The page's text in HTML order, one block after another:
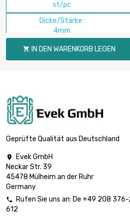
st/pc
Dicke/Stärke :
4mm
Breite x Länge :
300x1000mm 5
st/pc
3.812,76
300x1000mm 2
st/pc
6mm
Breite x Länge :
200x1000mm
Dicke/Stärke :
Breite x Länge :
 IN DEN WARENKORB LEGEN
Geprüfte Qualität aus Deutschland

Evek GmbH
Neckar Str. 39
45478 Mülheim an der Ruhr
Germany
 Rufen Sie uns an: De +49 208
612